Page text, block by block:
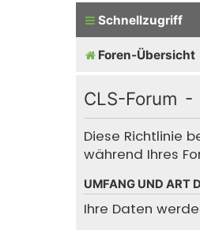
Schnellzugriff
Foren-Übersicht
CLS-Forum
Diese Richtlinie
während Ihres
UMFANG UND ART
Ihre Daten